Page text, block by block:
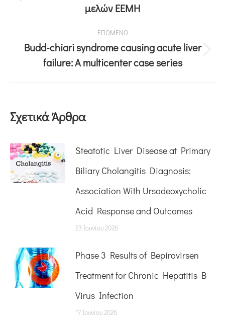
μελών ΕΕΜΗ
ΕΠΟΜΕΝΟ
Budd-chiari syndrome causing acute liver
failure: A multicenter case series
Σχετικά Άρθρα
Steatotic Liver Disease at Primary
Biliary Cholangitis Diagnosis:
Association With Ursodeoxycholic
Acid Response and Outcomes
23 Ιουνίου 2026
Phase 3 Results of Bepirovirsen
Treatment for Chronic Hepatitis B
Virus Infection
17 Ιουνίου 2026